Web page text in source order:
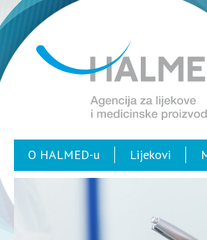
O HALMED-u Lijekovi